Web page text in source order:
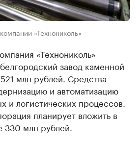
«Технониколь»
«Технониколь»
завод каменной
млн рублей. Средства
и автоматизацию
и логистических процессов.
планирует вложить в
330 млн рублей.